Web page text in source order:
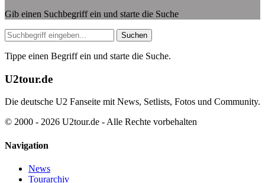
Gib einen Suchbegriff ein und starte die Suche
Suche
Suchen
Tippe einen Begriff ein und starte die Suche.
U2tour.de
Die deutsche U2 Fanseite mit News, Setlists, Fotos und Community.
© 2000 - 2026 U2tour.de - Alle Rechte vorbehalten
Navigation
News
Tourarchiv